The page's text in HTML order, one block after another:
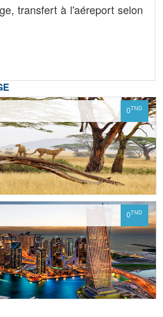
transfert à l'aéreport selon
0TND
0TND